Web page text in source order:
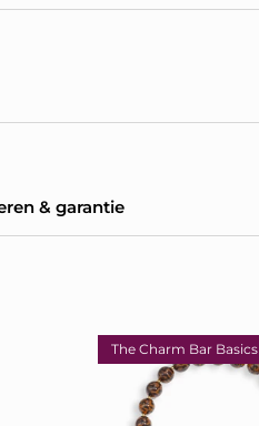
& garantie
The Charm Bar Basics